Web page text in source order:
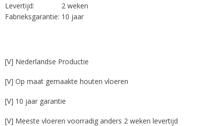
Levertijd:
Fabrieksgarantie:
2 weken
10 jaar
[V] Nederlandse Productie
[V] Op maat gemaakte houten vloeren
[V] 10 jaar garantie
[V] Meeste vloeren voorradig anders 2 weken levertijd